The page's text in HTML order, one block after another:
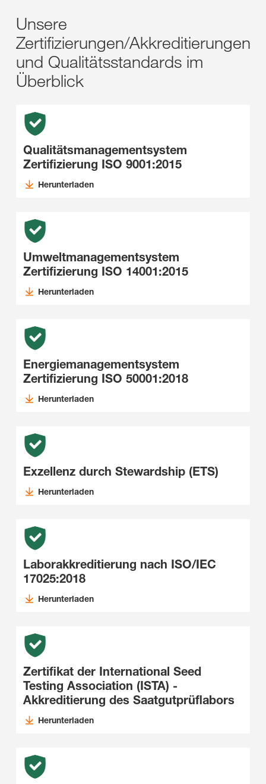
Unsere
Zertifizierungen/Akkreditierungen
und Qualitätsstandards im
Überblick
Qualitätsmanagementsystem
Zertifizierung ISO 9001:2015
Herunterladen
Umweltmanagementsystem
Zertifizierung ISO 14001:2015
Herunterladen
Energiemanagementsystem
Zertifizierung ISO 50001:2018
Herunterladen
Exzellenz durch Stewardship (ETS)
Herunterladen
Laborakkreditierung nach ISO/IEC
17025:2018
Herunterladen
Zertifikat der International Seed
Testing Association (ISTA) -
Akkreditierung des Saatgutprüflabors
Herunterladen